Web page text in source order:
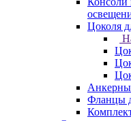
Цоколя
Фланцы